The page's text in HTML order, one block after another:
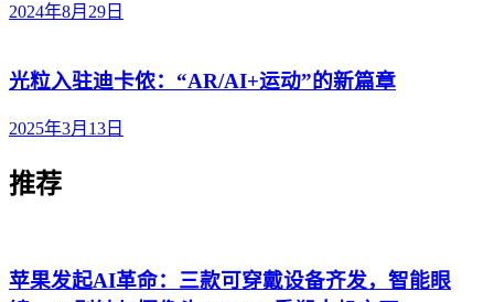
2024年8月29日
光粒入驻迪卡侬：“AR/AI+运动”的新篇章
2025年3月13日
推荐
苹果发起AI革命：三款可穿戴设备齐发，智能眼